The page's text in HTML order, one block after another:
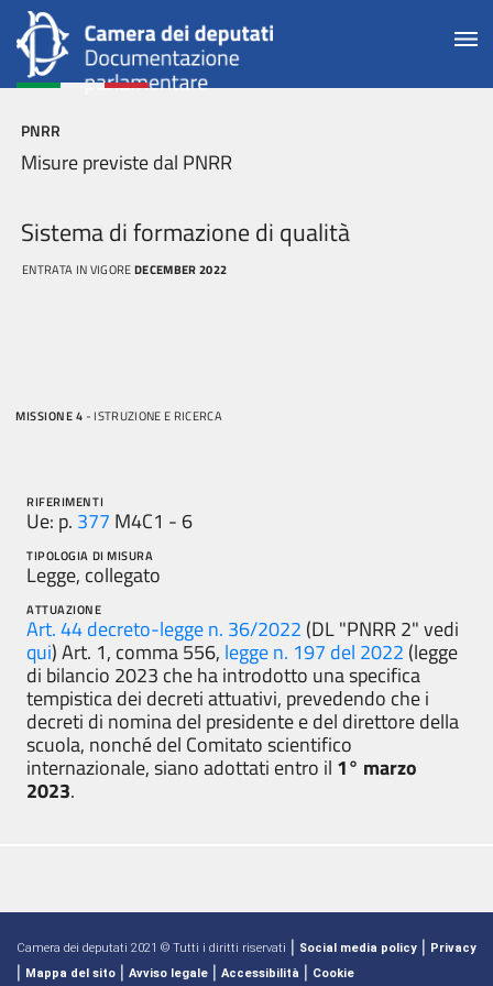
PNRR
Misure previste dal PNRR
Sistema di formazione di qualità
ENTRATA IN VIGOREDECEMBER 2022
MISSIONE 4 - ISTRUZIONE E RICERCA
RIFERIMENTI
Ue: p. 377 M4C1 - 6
TIPOLOGIA DI MISURA
Legge, collegato
ATTUAZIONE
Art. 44 decreto-legge n. 36/2022 (DL "PNRR 2" vedi
qui) Art. 1, comma 556, legge n. 197 del 2022 (legge
di bilancio 2023 che ha introdotto una specifica
tempistica dei decreti attuativi, prevedendo che i
decreti di nomina del presidente e del direttore della
scuola, nonché del Comitato scientifico
internazionale, siano adottati entro il 1° marzo
2023.
Camera dei deputati 2021 © Tutti i diritti riservati | Social media policy | Privacy
| Mappa del sito | Avviso legale | Accessibilità | Cookie